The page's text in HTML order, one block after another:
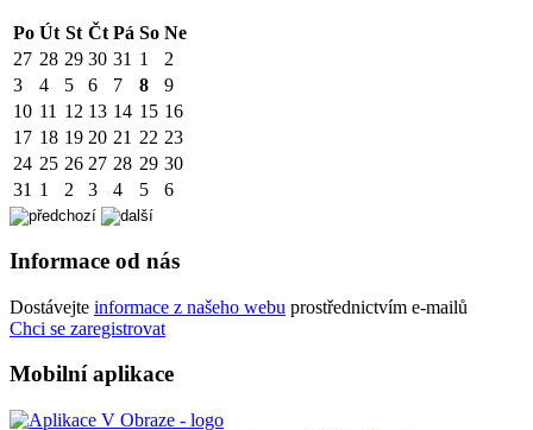
Po Út St Čt Pá So Ne
27 28 29 30 31 1
2
3
4 5 6 7 8
9
10 11 12 13 14 15 16
17 18 19 20 21 22 23
24 25 26 27 28 29 30
31 1 2 3 4 5 6
Informace od nás
Dostávejte informace z našeho webu prostřednictvím e-mailů
Chci se zaregistrovat
Mobilní aplikace